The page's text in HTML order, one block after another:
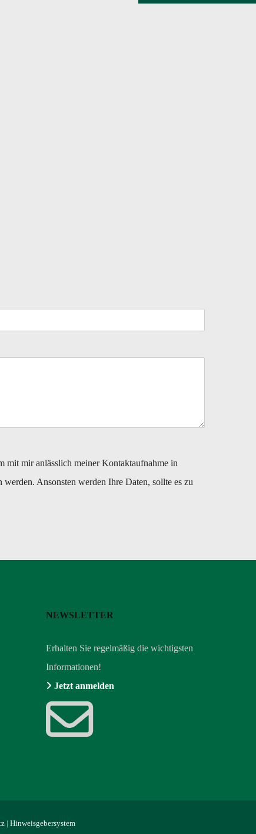
mit mir anlässlich meiner Kontaktaufnahme in
Ansonsten werden Ihre Daten, sollte es zu
NEWSLETTER
Erhalten Sie regelmäßig die wichtigsten
Informationen!
Jetzt anmelden
| Hinweisgebersystem